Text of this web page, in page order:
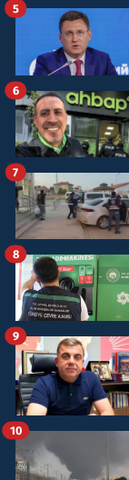
5
6
7
8
9
10